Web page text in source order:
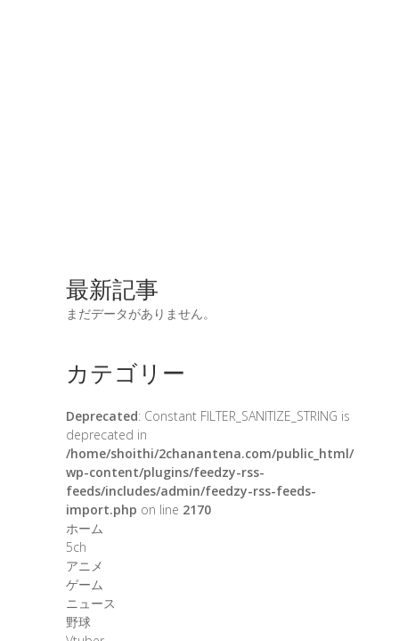
最新記事
まだデータがありません。
カテゴリー
Deprecated: Constant FILTER_SANITIZE_STRING is
deprecated in
/home/shoithi/2chanantena.com/public_html/
wp-content/plugins/feedzy-rss-
feeds/includes/admin/feedzy-rss-feeds-
import.php on line 2170
ホーム
5ch
アニメ
ゲーム
ニュース
野球